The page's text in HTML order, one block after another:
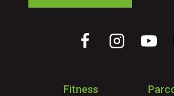
Fitness